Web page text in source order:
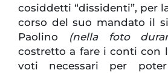
cosiddetti “dissidenti”, per
corso del suo mandato il
Paolino
(nella foto
costretto a fare i conti con
voti necessari per